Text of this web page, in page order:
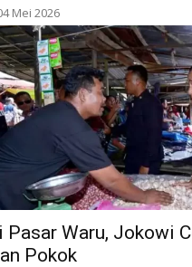
Mei 2026
Pasar Waru, Jokowi
Pokok